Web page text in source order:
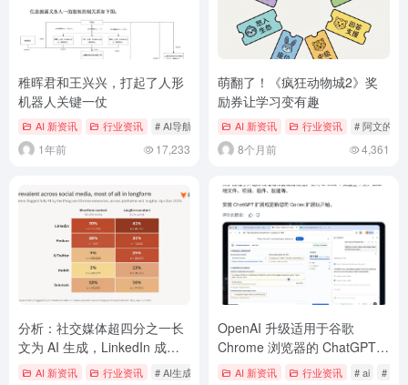
稚晖君和王兴兴，打起了人形
机器人关键一仗
AI 新资讯 行业资讯 # AI导航 # AI导航网 # ai工具
1年前 17,233
萌翻了！《疯狂动物城2》奖
励券让学习变有趣
AI 新资讯 行业资讯 # 阿文的AI
8个月前 4,361
分析：社交媒体超四分之一长
文为 AI 生成，LinkedIn 成重
灾区AI 新资讯 行业资讯 # AI生成内容 # LinkedIn # 社交媒体
OpenAI 升级适用于谷歌
Chrome 浏览器的 ChatGPT
扩展：与你并肩工作
AI 新资讯 行业资讯 # ai #